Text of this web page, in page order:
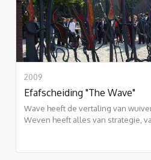
2009
Efafscheiding "The Wave"
Wave heeft de vertaling van
Weven heeft alles van strategie,